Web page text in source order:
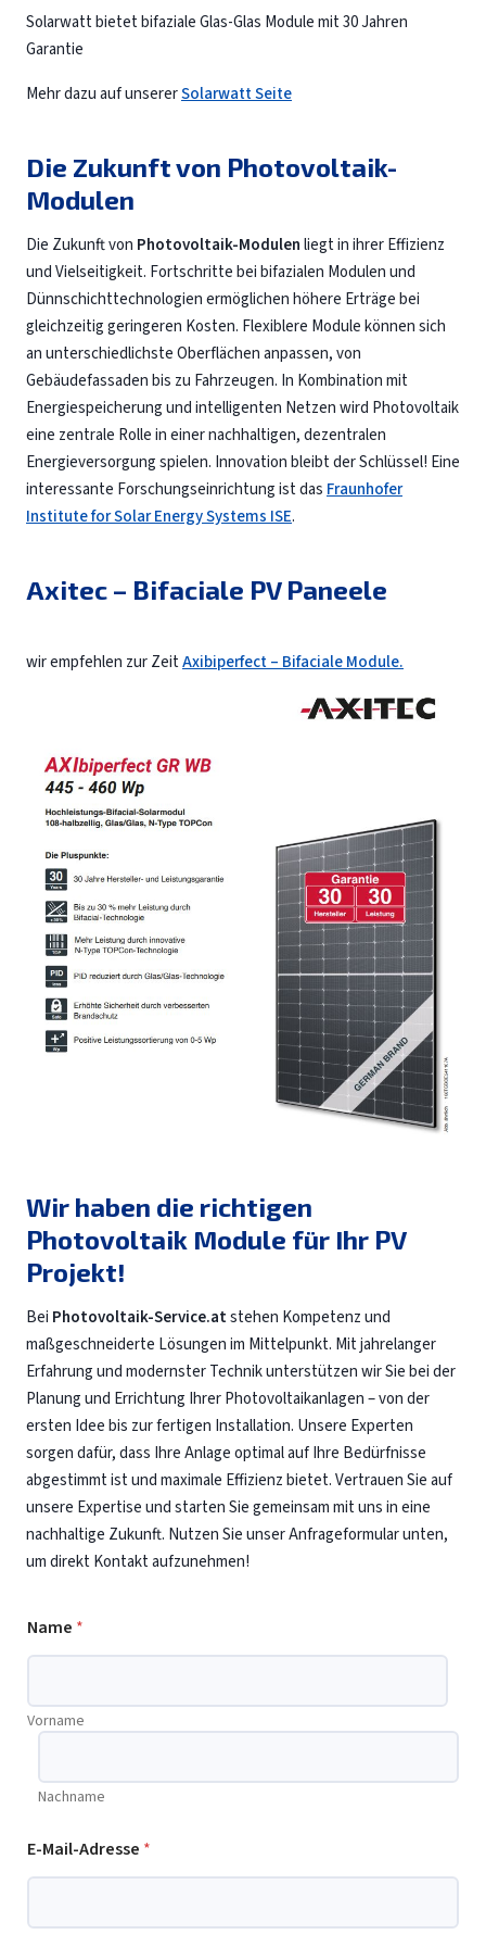
Solarwatt bietet bifaziale Glas-Glas Module mit 30 Jahren
Garantie
Mehr dazu auf unsererSolarwatt Seite
Die Zukunft von Photovoltaik-
Modulen
Die Zukunft von Photovoltaik-Modulenliegt in ihrer Effizienz
und Vielseitigkeit. Fortschritte bei bifazialen Modulen und
Dünnschichttechnologien ermöglichen höhere Erträge bei
gleichzeitig geringeren Kosten. Flexiblere Module können sich
an unterschiedlichste Oberflächen anpassen, von
Gebäudefassaden bis zu Fahrzeugen. In Kombination mit
Energiespeicherung und intelligenten Netzen wird Photovoltaik
eine zentrale Rolle in einer nachhaltigen, dezentralen
Energieversorgung spielen. Innovation bleibt der Schlüssel! Eine
interessante Forschungseinrichtung ist das Fraunhofer
Institute for Solar Energy Systems ISE.
Axitec – Bifaciale PV Paneele
wir empfehlen zur ZeitAxibiperfect – Bifaciale Module.
Wir haben die richtigen
Photovoltaik Module für Ihr PV
Projekt!
Bei Photovoltaik-Service.atstehen Kompetenz und
maßgeschneiderte Lösungen im Mittelpunkt. Mit jahrelanger
Erfahrung und modernster Technik unterstützen wir Sie bei der
Planung und Errichtung Ihrer Photovoltaikanlagen – von der
ersten Idee bis zur fertigen Installation. Unsere Experten
sorgen dafür, dass Ihre Anlage optimal auf Ihre Bedürfnisse
abgestimmt ist und maximale Effizienz bietet. Vertrauen Sie auf
unsere Expertise und starten Sie gemeinsam mit uns in eine
nachhaltige Zukunft. Nutzen Sie unser Anfrageformular unten,
um direkt Kontakt aufzunehmen!
Name *
Vorname
Nachname
e
l
o
E-Mail-Adresse *